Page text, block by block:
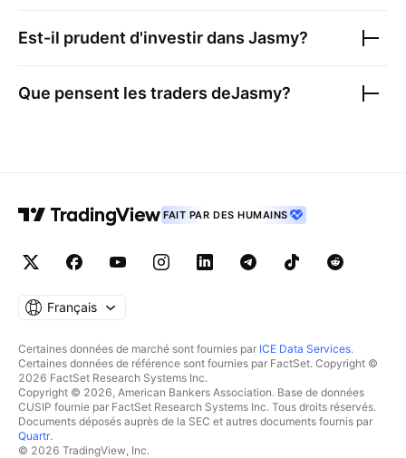
Est-il prudent d'investir dans Jasmy?
Que pensent les traders deJasmy?
FAIT PAR DES HUMAINS
Français
Certaines données de marché sont fournies par ICE Data Services.
Certaines données de référence sont fournies par FactSet. Copyright ©
2026 FactSet Research Systems Inc.
Copyright © 2026, American Bankers Association. Base de données
CUSIP fournie par FactSet Research Systems Inc. Tous droits réservés.
Documents déposés auprès de la SEC et autres documents fournis par
Quartr.
© 2026 TradingView, Inc.